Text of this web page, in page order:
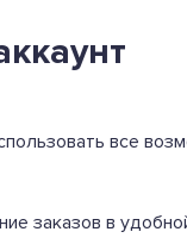
все
заказов в